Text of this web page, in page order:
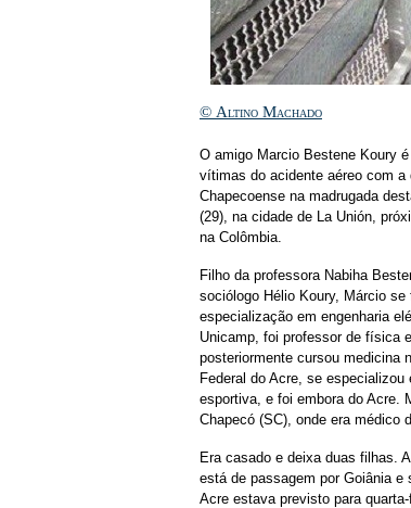
© Altino Machado
O amigo Marcio Bestene Koury
vítimas do acidente aéreo com a
Chapecoense na madrugada
(29), na cidade de La Unión,
na Colômbia.
Filho da professora Nabiha
sociólogo Hélio Koury, Márcio se
especialização em engenharia
Unicamp, foi professor de física
posteriormente cursou medicina
Federal do Acre, se especializou
esportiva, e foi embora do Acre.
Chapecó (SC), onde era médico
Era casado e deixa duas filhas.
está de passagem por Goiânia e
Acre estava previsto para